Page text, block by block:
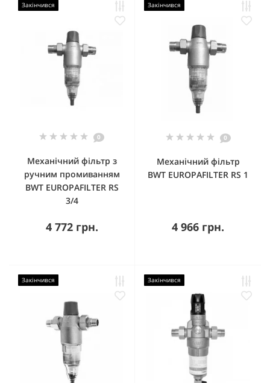
Закінчився
0
Механічний фільтр з
ручним промиванням
BWT EUROPAFILTER RS
3/4
4 772 грн.
Закінчився
0
Механічний фільтр
BWT EUROPAFILTER RS 1
4 966 грн.
Закінчився Закінчився